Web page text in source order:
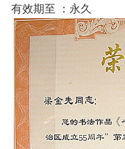
有效期至 ：永久